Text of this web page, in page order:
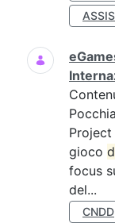
Project
gioco
focus
del...
CNDD